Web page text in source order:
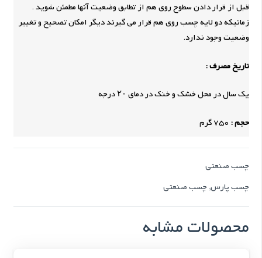
قبل از قرار دادن سطوح روی هم از تطابق وضعیت آنها مطمئن شوید .
زمانیکه دو لایه چسب روی هم قرار می گیرند دیگر امکان تصحیح و تغییر
وضعیت وجود ندارد.
تاریخ مصرف :
یک سال در محل خشک و خنک در دمای ۲۰ درجه
حجم : 750 گرم
چسب صنعتی
چسب پارس,چسب صنعتی
محصولات مشابه